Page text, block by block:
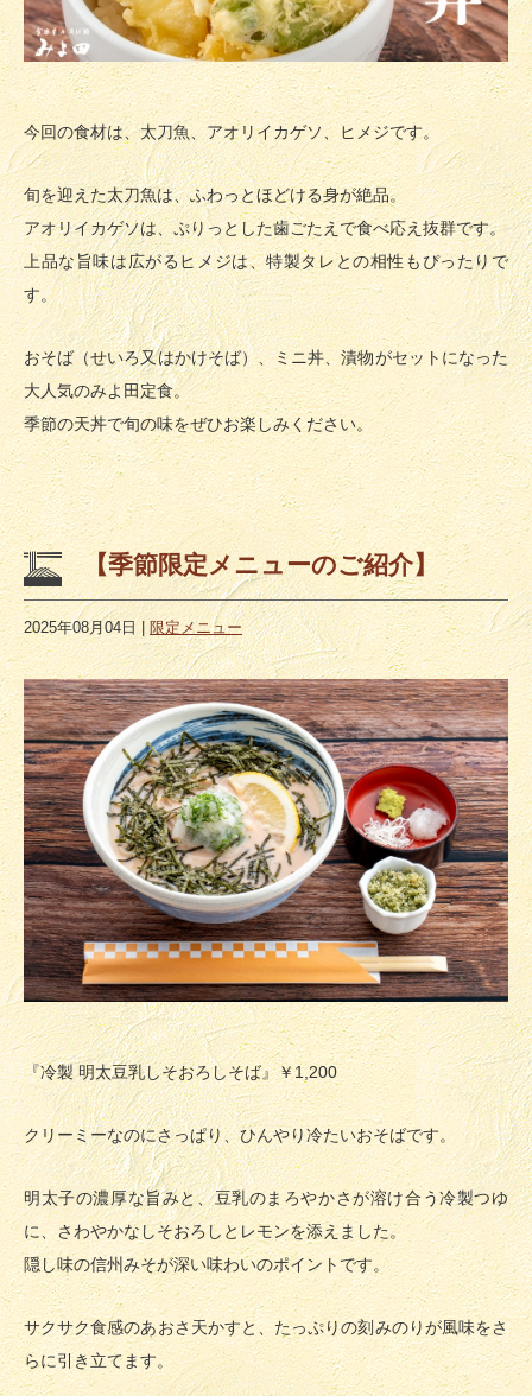
今回の食材は、太刀魚、アオリイカゲソ、ヒメジです。
旬を迎えた太刀魚は、ふわっとほどける身が絶品。
アオリイカゲソは、ぷりっとした歯ごたえで食べ応え抜群です。
上品な旨味は広がるヒメジは、特製タレとの相性もぴったりで
す。
おそば（せいろ又はかけそば）、ミニ丼、漬物がセットになった
大人気のみよ田定食。
季節の天丼で旬の味をぜひお楽しみください。
【季節限定メニューのご紹介】
2025年08月04日 | 限定メニュー
『冷製 明太豆乳しそおろしそば』￥1,200
クリーミーなのにさっぱり、ひんやり冷たいおそばです。
明太子の濃厚な旨みと、豆乳のまろやかさが溶け合う冷製つゆ
に、さわやかなしそおろしとレモンを添えました。
隠し味の信州みそが深い味わいのポイントです。
サクサク食感のあおさ天かすと、たっぷりの刻みのりが風味をさ
らに引き立てます。